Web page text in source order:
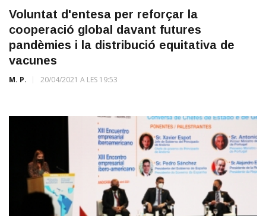
Voluntat d'entesa per reforçar la
cooperació global davant futures
pandèmies i la distribució equitativa de
vacunes
M. P. 20/04/2021 A LES 19:53